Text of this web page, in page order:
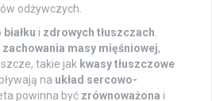
odżywczych.
białku i zdrowych tłuszczach
zachowania masy mięśniowej,
takie jak kwasy tłuszczowe
na układ sercowo-
powinna być zrównoważona i